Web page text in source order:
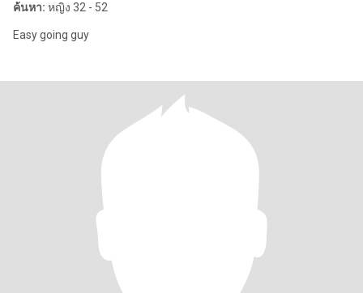
ค้นหา: หญิง 32 - 52
Easy going guy